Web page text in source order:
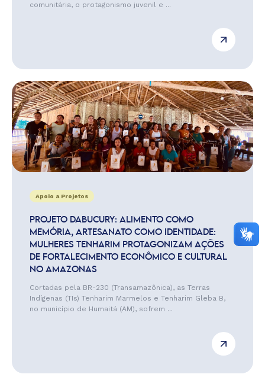
comunitária, o protagonismo juvenil e ...
Apoio a Projetos
PROJETO DABUCURY: ALIMENTO COMO
MEMÓRIA, ARTESANATO COMO IDENTIDADE:
MULHERES TENHARIM PROTAGONIZAM AÇÕES
DE FORTALECIMENTO ECONÔMICO E CULTURAL
NO AMAZONAS
Cortadas pela BR-230 (Transamazônica), as Terras
Indígenas (TIs) Tenharim Marmelos e Tenharim Gleba B,
no município de Humaitá (AM), sofrem ...